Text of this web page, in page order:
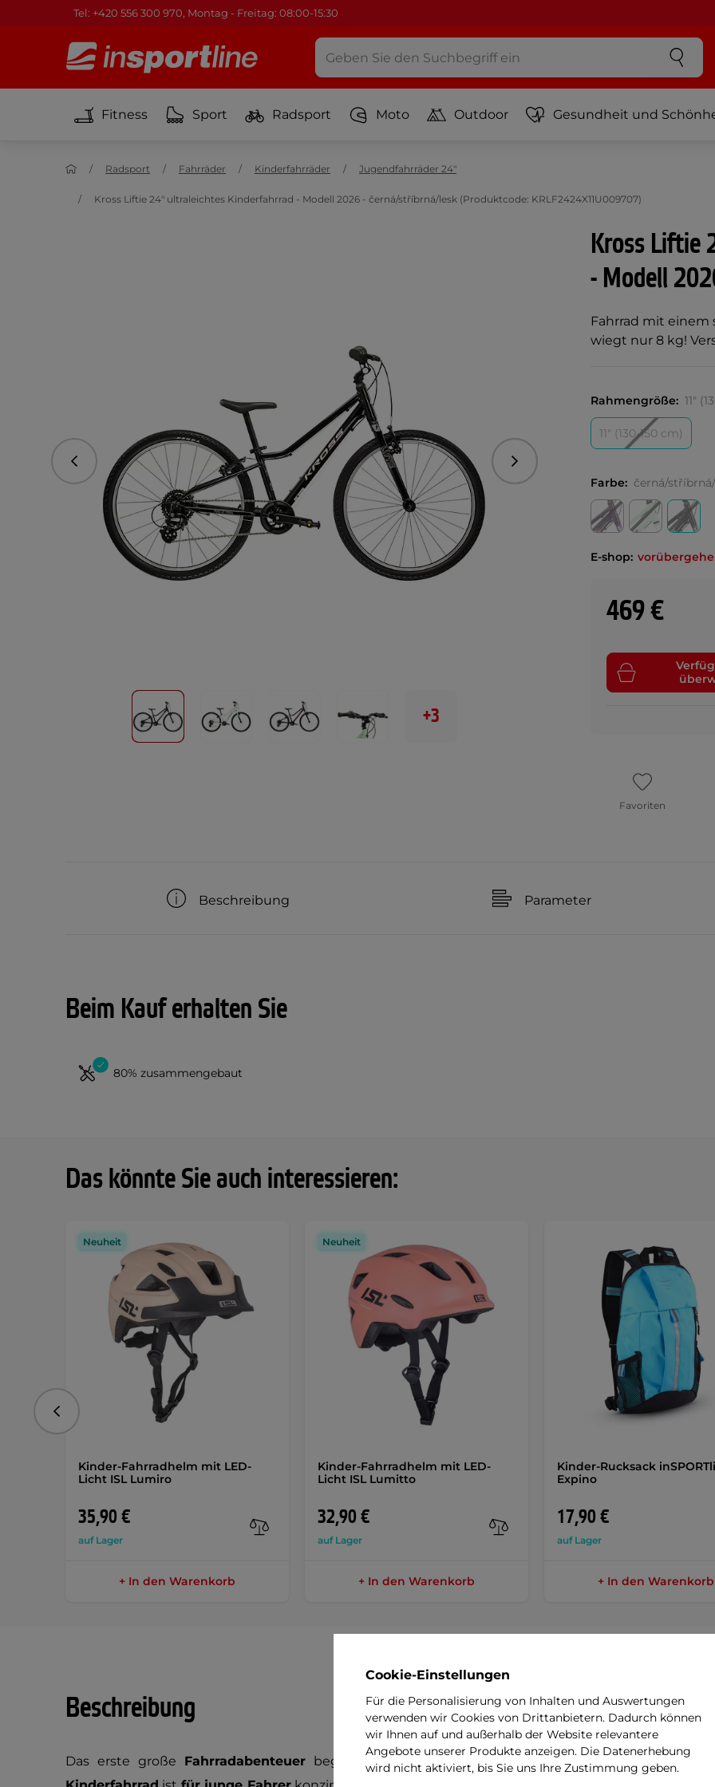
Tel: +420 556 300 970, Montag - Freitag: 08:00-15:30
Fitness Sport Radsport Moto Outdoor Gesundheit und
Radsport Fahrräder Kinderfahrräder Jugendfahrräder 24"
Kross Liftie 24" ultraleichtes Kinderfahrrad - Modell 2026 - černá/stříbrná/lesk (Produktcode: KRLF2424X11U009707)
Kross Liftie
- Modell
Fahrrad mit
wiegt nur 8 kg!
vorhergehend Folgend
+3
Rahmengröße: 11"
11" (130-150 cm)
Farbe: černá/
E-shop:
469 €
Favoriten
Beschreibung Parameter
Beim Kauf erhalten Sie
80% zusammengebaut
Das könnte Sie auch interessieren:
Kinder-Fahrradhelm mit LED-
Licht ISL Lumiro
35,90 €
auf Lager
Neuheit
+ In den Warenkorb
Kinder-Fahrradhelm mit LED-
Licht ISL Lumitto
32,90 €
auf Lager
Neuheit
+ In den Warenkorb
Kinder-Rucksack
Expino
17,90 €
auf Lager
+ In den Warenkorb
vorhergehend
Beschreibung
Das erste große Fahrradabenteuer beginnt genau hier.
Das Kross Liftie 24"
Bremsen
Cookie-Einstellungen
Für die Personalisierung von Inhalten und Auswertungen
verwenden wir Cookies von Drittanbietern. Dadurch können
wir Ihnen auf und außerhalb der Website relevantere
Angebote unserer Produkte anzeigen. Die Datenerhebung
wird nicht aktiviert, bis Sie uns Ihre Zustimmung geben.